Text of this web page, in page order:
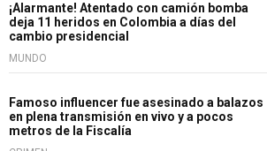
¡Alarmante! Atentado con camión bomba
deja 11 heridos en Colombia a días del
cambio presidencial
MUNDO
Famoso influencer fue asesinado a balazos
en plena transmisión en vivo y a pocos
metros de la Fiscalía